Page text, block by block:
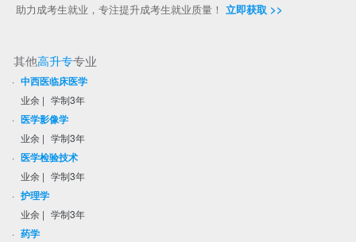
助力成考生就业，专注提升成考生就业质量！ 立即获取 >>
其他高升专专业
· 中西医临床医学
业余 | 学制3年
· 医学影像学
业余 | 学制3年
· 医学检验技术
业余 | 学制3年
· 护理学
业余 | 学制3年
· 药学